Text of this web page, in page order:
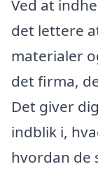
Ved at
det lettere
materialer
det firma,
Det giver
indblik i,
hvordan de